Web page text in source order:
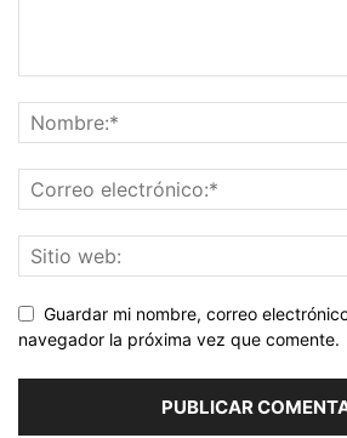
Guardar mi nombre, correo
navegador la próxima vez que comente.